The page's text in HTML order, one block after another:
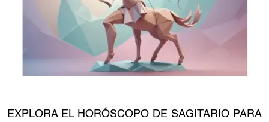
EXPLORA EL HORÓSCOPO DE SAGITARIO PARA